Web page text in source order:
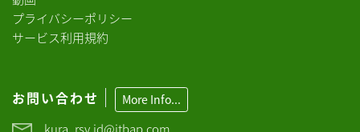
プライバシーポリシー
サービス利用規約
お問い合わせ More Info...
kura_rsv.id@jtbap.com